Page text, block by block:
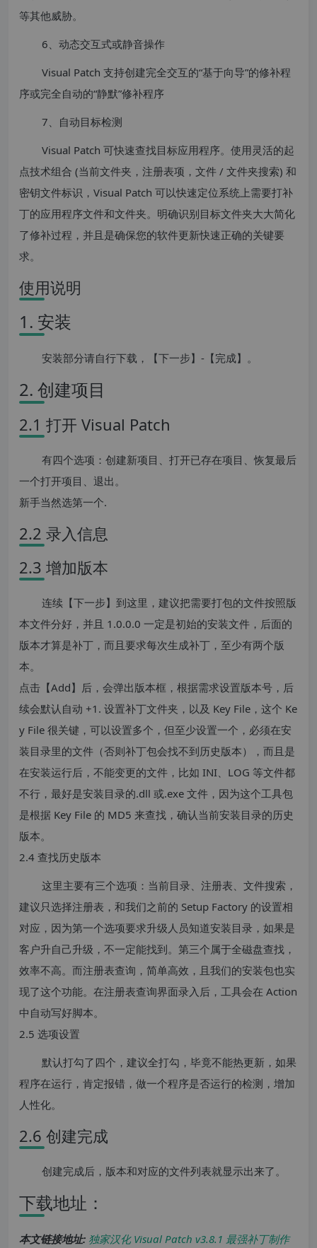
等其他威胁。
6、动态交互式或静音操作
Visual Patch 支持创建完全交互的“基于向导”的修补程
序或完全自动的“静默”修补程序
7、自动目标检测
Visual Patch 可快速查找目标应用程序。使用灵活的起
点技术组合 (当前文件夹，注册表项，文件 / 文件夹搜索) 和
密钥文件标识，Visual Patch 可以快速定位系统上需要打补
丁的应用程序文件和文件夹。明确识别目标文件夹大大简化
了修补过程，并且是确保您的软件更新快速正确的关键要
求。
使用说明
1. 安装
安装部分请自行下载，【下一步】-【完成】。
2. 创建项目
2.1 打开 Visual Patch
有四个选项：创建新项目、打开已存在项目、恢复最后
一个打开项目、退出。
新手当然选第一个.
2.2 录入信息
2.3 增加版本
连续【下一步】到这里，建议把需要打包的文件按照版
本文件分好，并且 1.0.0.0 一定是初始的安装文件，后面的
版本才算是补丁，而且要求每次生成补丁，至少有两个版
本。
点击【Add】后，会弹出版本框，根据需求设置版本号，后
续会默认自动 +1. 设置补丁文件夹，以及 Key File，这个 Ke
y File 很关键，可以设置多个，但至少设置一个，必须在安
装目录里的文件（否则补丁包会找不到历史版本），而且是
在安装运行后，不能变更的文件，比如 INI、LOG 等文件都
不行，最好是安装目录的.dll 或.exe 文件，因为这个工具包
是根据 Key File 的 MD5 来查找，确认当前安装目录的历史
版本。
2.4 查找历史版本
这里主要有三个选项：当前目录、注册表、文件搜索，
建议只选择注册表，和我们之前的 Setup Factory 的设置相
对应，因为第一个选项要求升级人员知道安装目录，如果是
客户升自己升级，不一定能找到。第三个属于全磁盘查找，
效率不高。而注册表查询，简单高效，且我们的安装包也实
现了这个功能。在注册表查询界面录入后，工具会在 Action
中自动写好脚本。
2.5 选项设置
默认打勾了四个，建议全打勾，毕竟不能热更新，如果
程序在运行，肯定报错，做一个程序是否运行的检测，增加
人性化。
2.6 创建完成
创建完成后，版本和对应的文件列表就显示出来了。
下载地址：
本文链接地址: 独家汉化 Visual Patch v3.8.1 最强补丁制作